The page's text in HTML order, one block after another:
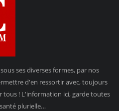
ses diverses formes, par nos
d'en ressortir avec, toujours
tous ! L'information ici, garde toutes
plurielle…